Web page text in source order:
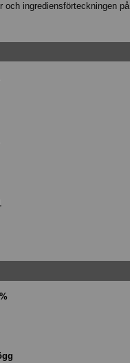
och ingrediensförteckningen på